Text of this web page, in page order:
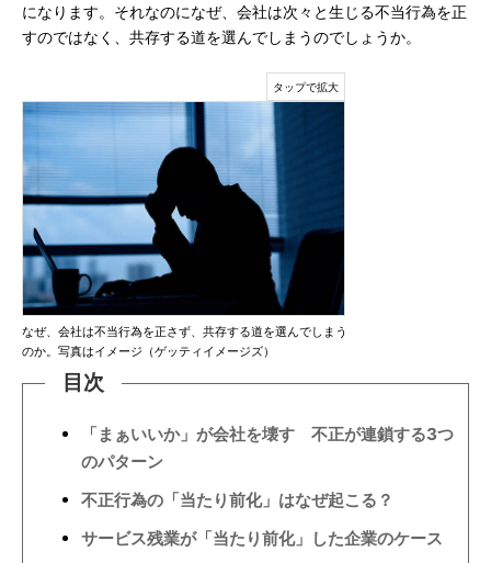
になります。それなのになぜ、会社は次々と生じる不当行為を正
すのではなく、共存する道を選んでしまうのでしょうか。
なぜ、会社は不当行為を正さず、共存する道を選んでしまう
のか。写真はイメージ（ゲッティイメージズ）
目次
「まぁいいか」が会社を壊す 不正が連鎖する3つ
のパターン
不正行為の「当たり前化」はなぜ起こる？
サービス残業が「当たり前化」した企業のケース